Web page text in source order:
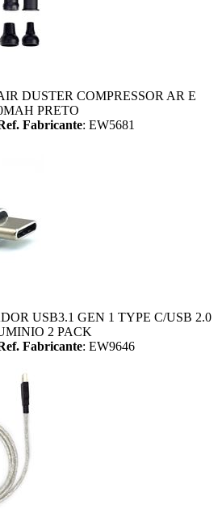
DUSTER COMPRESSOR AR E
PRETO
Fabricante: EW5681
USB3.1 GEN 1 TYPE C/USB 2.0
2 PACK
Fabricante: EW9646